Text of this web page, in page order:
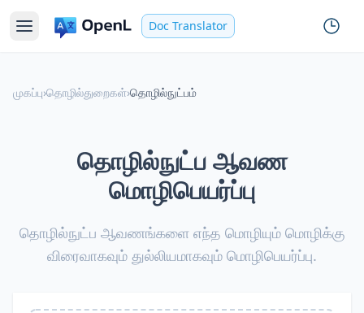
Doc Translator
முகப்பு›தொழில்துறைகள்›தொழில்நுட்பம்
தொழில்நுட்ப ஆவண
மொழிபெயர்ப்பு
தொழில்நுட்ப ஆவணங்களை எந்த மொழியும் மொழிக்கு
விரைவாகவும் துல்லியமாகவும் மொழிபெயர்ப்பு.